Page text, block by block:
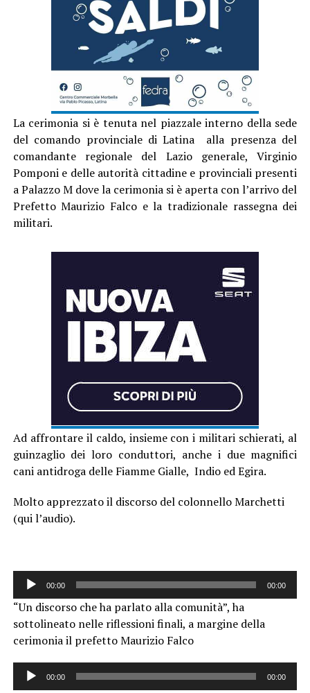
La cerimonia si è tenuta nel piazzale interno della sede
del comando provinciale di Latina alla presenza del
comandante regionale del Lazio generale, Virginio
Pomponi e delle autorità cittadine e provinciali presenti
a Palazzo M dove la cerimonia si è aperta con l’arrivo del
Prefetto Maurizio Falco e la tradizionale rassegna dei
militari.
Ad affrontare il caldo, insieme con i militari schierati, al
guinzaglio dei loro conduttori, anche i due magnifici
cani antidroga delle Fiamme Gialle, Indio ed Egira.
Molto apprezzato il discorso del colonnello Marchetti
(qui l’audio).
Audio
00:00 00:00
“Un discorso che ha parlato alla comunità”, ha
sottolineato nelle riflessioni finali, a margine della
cerimonia il prefetto Maurizio Falco
Audio
00:00 00:00